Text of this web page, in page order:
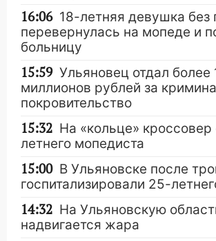
16:06 18-летняя девушка без
перевернулась на мопеде и
больницу
15:59 Ульяновец отдал более
миллионов рублей за
покровительство
15:32 На «кольце» кроссовер
летнего мопедиста
15:00 В Ульяновске после
госпитализировали 25-
14:32 На Ульяновскую
надвигается жара